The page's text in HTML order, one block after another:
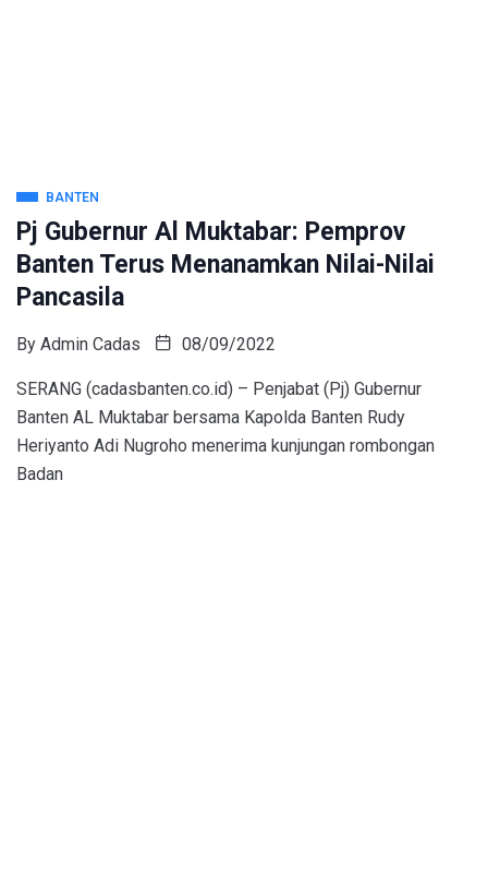
BANTEN
Pj Gubernur Al Muktabar: Pemprov
Banten Terus Menanamkan Nilai-Nilai
Pancasila
By Admin Cadas 08/09/2022
SERANG (cadasbanten.co.id) – Penjabat (Pj) Gubernur
Banten AL Muktabar bersama Kapolda Banten Rudy
Heriyanto Adi Nugroho menerima kunjungan rombongan
Badan